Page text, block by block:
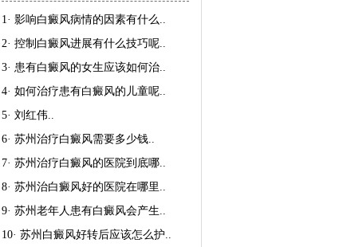
1· 影响白癜风病情的因素有什么..
2· 控制白癜风进展有什么技巧呢..
3· 患有白癜风的女生应该如何治..
4· 如何治疗患有白癜风的儿童呢..
5· 刘红伟..
6· 苏州治疗白癜风需要多少钱..
7· 苏州治疗白癜风的医院到底哪..
8· 苏州治白癜风好的医院在哪里 ..
9· 苏州老年人患有白癜风会产生..
10· 苏州白癜风好转后应该怎么护..